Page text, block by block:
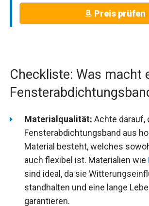
Preis prüfen
Checkliste: Was macht
Materialqualität: Achte darauf,
Fensterabdichtungsband aus
Material besteht, welches
auch flexibel ist. Materialien wie
sind ideal, da sie
standhalten und eine lange
garantieren.